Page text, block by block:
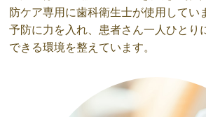
防ケア専用に歯科衛生士が使用してい
予防に力を入れ、患者さん一人ひとり
できる環境を整えています。